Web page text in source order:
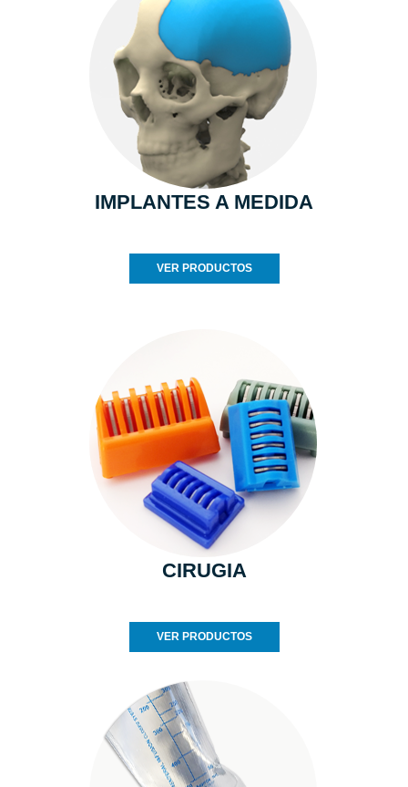
IMPLANTES A MEDIDA
VER PRODUCTOS
CIRUGIA
VER PRODUCTOS